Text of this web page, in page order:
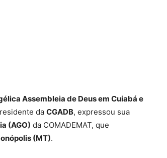
Assembleia de Deus em Cuiabá e
da CGADB, expressou sua
(AGO) da COMADEMAT, que
(MT).